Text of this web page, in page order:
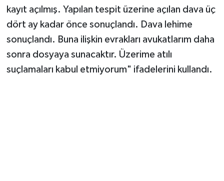
kayıt açılmış. Yapılan tespit üzerine açılan dava üç
dört ay kadar önce sonuçlandı. Dava lehime
sonuçlandı. Buna ilişkin evrakları avukatlarım daha
sonra dosyaya sunacaktır. Üzerime atılı
suçlamaları kabul etmiyorum" ifadelerini kullandı.